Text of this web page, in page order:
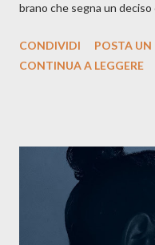
brano che segna un
testo ibrido tra italiano e
La canzone racconta la
sotto il peso della realtà.
forma di assoluzione, nel
anche quando l’aria
CONDIVIDI
POSTA
CONTINUA A LEGGERE